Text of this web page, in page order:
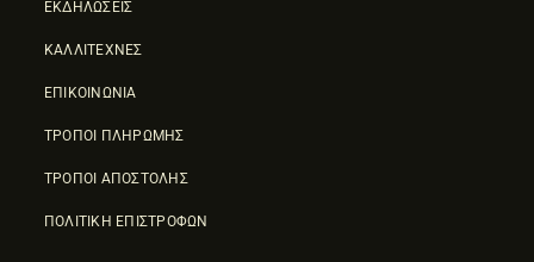
ΕΚΔΗΛΩΣΕΙΣ
ΚΑΛΛΙΤΕΧΝΕΣ
ΕΠΙΚΟΙΝΩΝΙΑ
ΤΡΟΠΟΙ ΠΛΗΡΩΜΗΣ
ΤΡΟΠΟΙ ΑΠΟΣΤΟΛΗΣ
ΠΟΛΙΤΙΚΗ ΕΠΙΣΤΡΟΦΩΝ